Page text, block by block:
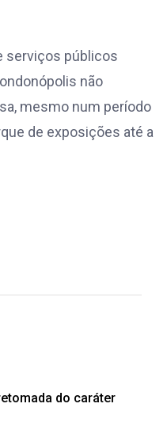
serviços públicos
não
mesmo num período
de exposições até a
do caráter